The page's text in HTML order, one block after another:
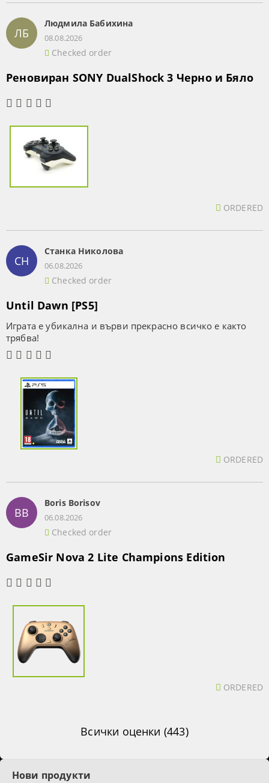
ЛБ
Людмила Бабихина
08.08.2026
Checked order
Реновиран SONY DualShock 3 Черно и Бяло
ORDERED
СН
Станка Николова
06.08.2026
Checked order
Until Dawn [PS5]
Играта е убикална и върви прекрасно всичко е както
трябва!
ORDERED
BB
Boris Borisov
06.08.2026
Checked order
GameSir Nova 2 Lite Champions Edition
ORDERED
Всички оценки (443)
Нови продукти